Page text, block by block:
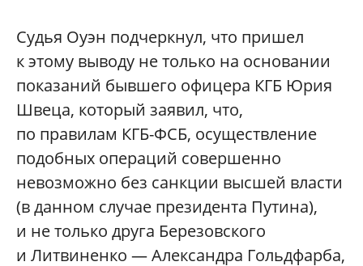
Судья Оуэн подчеркнул, что пришел
к этому выводу не только на основании
показаний бывшего офицера КГБ Юрия
Швеца, который заявил, что,
по правилам КГБ-ФСБ, осуществление
подобных операций совершенно
невозможно без санкции высшей власти
(в данном случае президента Путина),
и не только друга Березовского
и Литвиненко — Александра Гольдфарба,